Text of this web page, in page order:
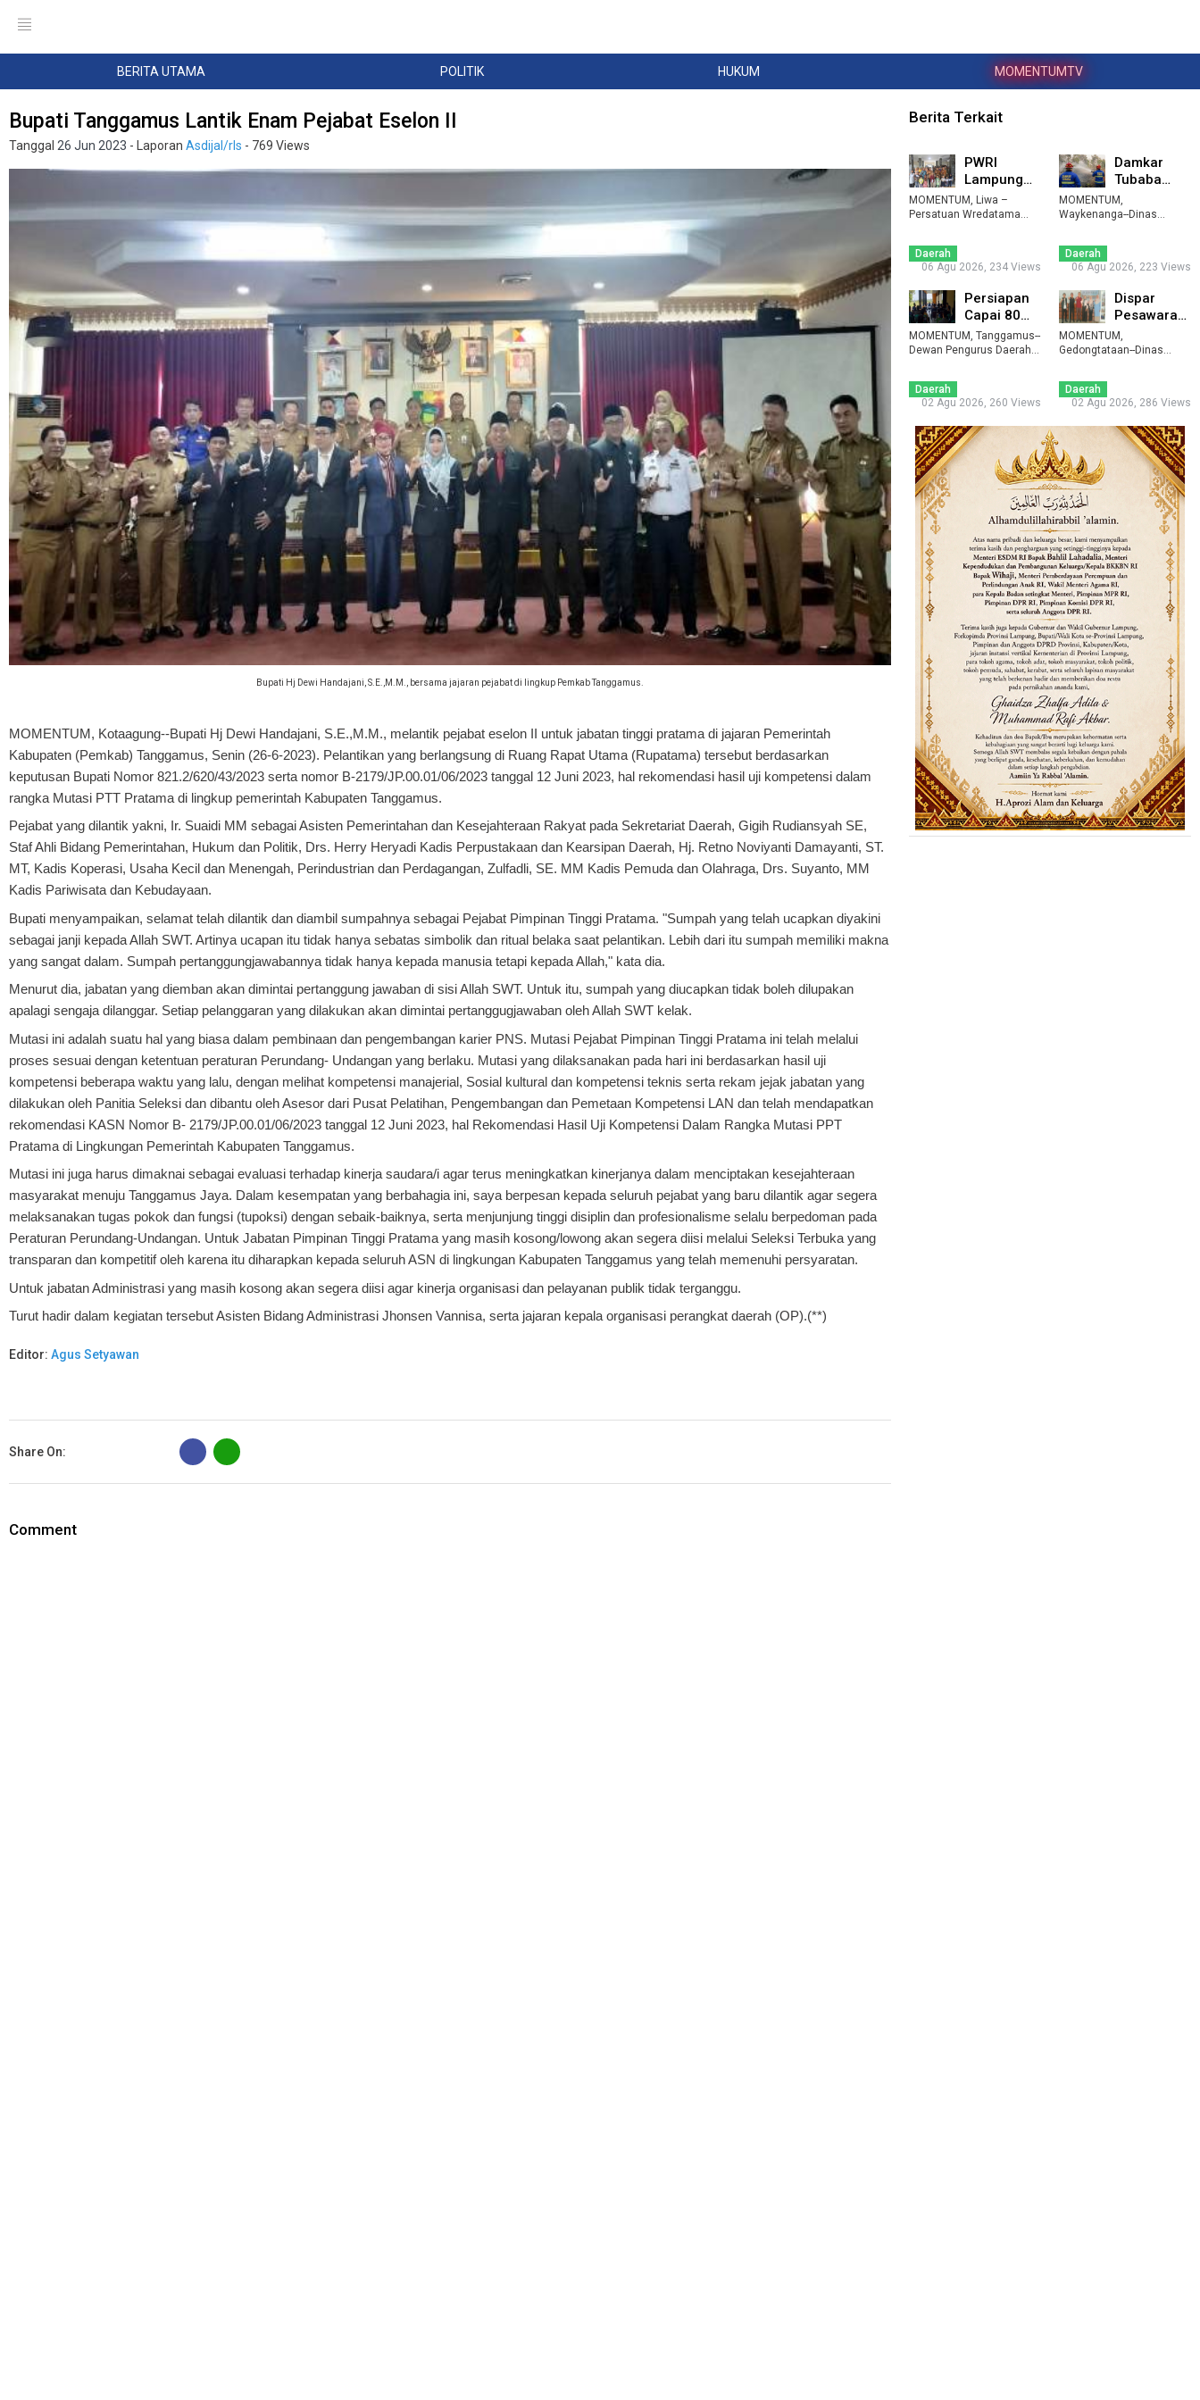
BERITA UTAMA POLITIK HUKUM MOMENTUMTV
Bupati Tanggamus Lantik Enam Pejabat Eselon II
Tanggal 26 Jun 2023 - Laporan Asdijal/rls - 769 Views
Bupati Hj Dewi Handajani, S.E.,M.M., bersama jajaran pejabat di lingkup Pemkab Tanggamus.
MOMENTUM, Kotaagung--Bupati Hj Dewi Handajani, S.E.,M.M., melantik pejabat eselon II untuk jabatan tinggi pratama di jajaran Pemerintah
Kabupaten (Pemkab) Tanggamus, Senin (26-6-2023). Pelantikan yang berlangsung di Ruang Rapat Utama (Rupatama) tersebut berdasarkan
keputusan Bupati Nomor 821.2/620/43/2023 serta nomor B-2179/JP.00.01/06/2023 tanggal 12 Juni 2023, hal rekomendasi hasil uji kompetensi dalam
rangka Mutasi PTT Pratama di lingkup pemerintah Kabupaten Tanggamus.
Pejabat yang dilantik yakni, Ir. Suaidi MM sebagai Asisten Pemerintahan dan Kesejahteraan Rakyat pada Sekretariat Daerah, Gigih Rudiansyah SE,
Staf Ahli Bidang Pemerintahan, Hukum dan Politik, Drs. Herry Heryadi Kadis Perpustakaan dan Kearsipan Daerah, Hj. Retno Noviyanti Damayanti, ST.
MT, Kadis Koperasi, Usaha Kecil dan Menengah, Perindustrian dan Perdagangan, Zulfadli, SE. MM Kadis Pemuda dan Olahraga, Drs. Suyanto, MM
Kadis Pariwisata dan Kebudayaan.
Bupati menyampaikan, selamat telah dilantik dan diambil sumpahnya sebagai Pejabat Pimpinan Tinggi Pratama. "Sumpah yang telah ucapkan diyakini
sebagai janji kepada Allah SWT. Artinya ucapan itu tidak hanya sebatas simbolik dan ritual belaka saat pelantikan. Lebih dari itu sumpah memiliki makna
yang sangat dalam. Sumpah pertanggungjawabannya tidak hanya kepada manusia tetapi kepada Allah," kata dia.
Menurut dia, jabatan yang diemban akan dimintai pertanggung jawaban di sisi Allah SWT. Untuk itu, sumpah yang diucapkan tidak boleh dilupakan
apalagi sengaja dilanggar. Setiap pelanggaran yang dilakukan akan dimintai pertanggugjawaban oleh Allah SWT kelak.
Mutasi ini adalah suatu hal yang biasa dalam pembinaan dan pengembangan karier PNS. Mutasi Pejabat Pimpinan Tinggi Pratama ini telah melalui
proses sesuai dengan ketentuan peraturan Perundang- Undangan yang berlaku. Mutasi yang dilaksanakan pada hari ini berdasarkan hasil uji
kompetensi beberapa waktu yang lalu, dengan melihat kompetensi manajerial, Sosial kultural dan kompetensi teknis serta rekam jejak jabatan yang
dilakukan oleh Panitia Seleksi dan dibantu oleh Asesor dari Pusat Pelatihan, Pengembangan dan Pemetaan Kompetensi LAN dan telah mendapatkan
rekomendasi KASN Nomor B- 2179/JP.00.01/06/2023 tanggal 12 Juni 2023, hal Rekomendasi Hasil Uji Kompetensi Dalam Rangka Mutasi PPT
Pratama di Lingkungan Pemerintah Kabupaten Tanggamus.
Mutasi ini juga harus dimaknai sebagai evaluasi terhadap kinerja saudara/i agar terus meningkatkan kinerjanya dalam menciptakan kesejahteraan
masyarakat menuju Tanggamus Jaya. Dalam kesempatan yang berbahagia ini, saya berpesan kepada seluruh pejabat yang baru dilantik agar segera
melaksanakan tugas pokok dan fungsi (tupoksi) dengan sebaik-baiknya, serta menjunjung tinggi disiplin dan profesionalisme selalu berpedoman pada
Peraturan Perundang-Undangan. Untuk Jabatan Pimpinan Tinggi Pratama yang masih kosong/lowong akan segera diisi melalui Seleksi Terbuka yang
transparan dan kompetitif oleh karena itu diharapkan kepada seluruh ASN di lingkungan Kabupaten Tanggamus yang telah memenuhi persyaratan.
Untuk jabatan Administrasi yang masih kosong akan segera diisi agar kinerja organisasi dan pelayanan publik tidak terganggu.
Turut hadir dalam kegiatan tersebut Asisten Bidang Administrasi Jhonsen Vannisa, serta jajaran kepala organisasi perangkat daerah (OP).(**)
Editor: Agus Setyawan
Share On:
B
Comment
Berita Terkait
PWRI
Lampung
Barat
Peringati
MOMENTUM, Liwa –
Persatuan Wredatama
Daerah
06 Agu 2026, 234 Views
Damkar
Tubaba
Padamkan
Kebakaran
MOMENTUM,
Waykenanga--Dinas
Daerah
06 Agu 2026, 223 Views
Persiapan
Capai 80
Persen,
DPD KNPI
MOMENTUM, Tanggamus--
Dewan Pengurus Daerah
Daerah
02 Agu 2026, 260 Views
Dispar
Pesawaran
Jajaki Kerja
Sama
MOMENTUM,
Gedongtataan--Dinas
Daerah
02 Agu 2026, 286 Views